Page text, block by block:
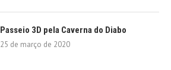
Passeio 3D pela Caverna do Diabo
25 de março de 2020